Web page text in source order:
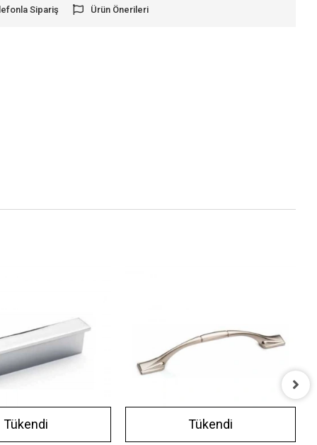
Sipariş Ürün Önerileri
Tükendi Tükendi